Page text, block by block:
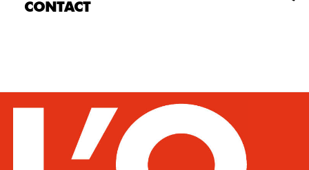
CONTACT